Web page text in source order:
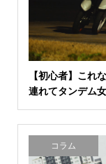
【初心者】これ
連れてタンデム
コラム